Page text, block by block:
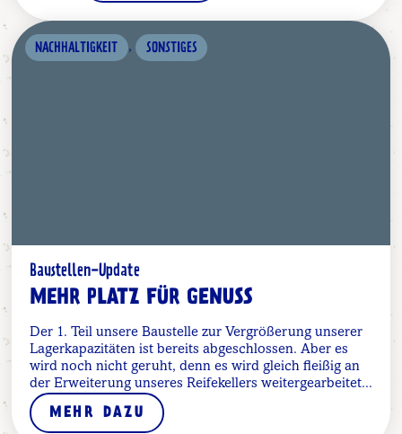
NACHHALTIGKEIT , SONSTIGES
Baustellen-Update
MEHR PLATZ FÜR GENUSS
Der 1. Teil unsere Baustelle zur Vergrößerung unserer
Lagerkapazitäten ist bereits abgeschlossen. Aber es
wird noch nicht geruht, denn es wird gleich fleißig an
der Erweiterung unseres Reifekellers weitergearbeitet...
MEHR DAZU